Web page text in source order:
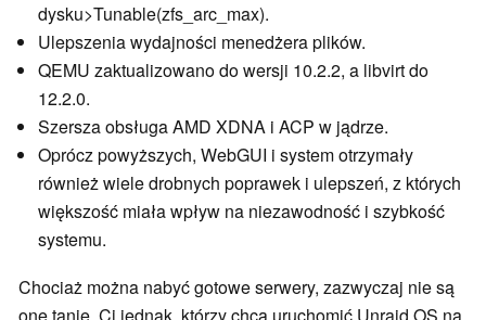
dysku>Tunable(zfs_arc_max).
Ulepszenia wydajności menedżera plików.
QEMU zaktualizowano do wersji 10.2.2, a libvirt do
12.2.0.
Szersza obsługa AMD XDNA i ACP w jądrze.
Oprócz powyższych, WebGUI i system otrzymały
również wiele drobnych poprawek i ulepszeń, z których
większość miała wpływ na niezawodność i szybkość
systemu.
Chociaż można nabyć gotowe serwery, zazwyczaj nie są